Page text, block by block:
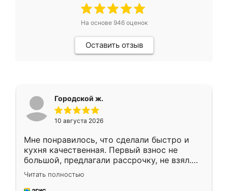
На основе 946оценок
Оставить отзыв
Городской ж.
10 августа 2026
Мне понравилось, что сделали быстро и
кухня качественная. Первый взнос не
большой, предлагали рассрочку, не взял.
Ждал меньше месяца, сборщик с прямыми
руками. По цене вышло адекватно.
Читать полностью